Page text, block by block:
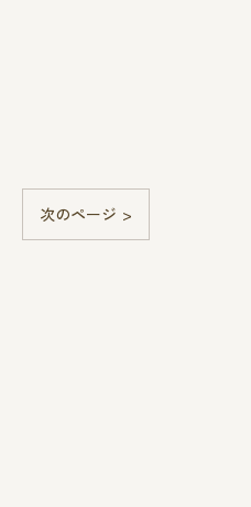
次のページ >